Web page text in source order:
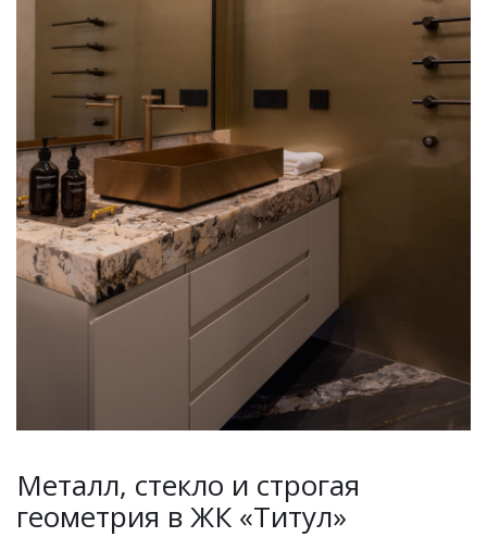
Металл, стекло и строгая
геометрия в ЖК «Титул»